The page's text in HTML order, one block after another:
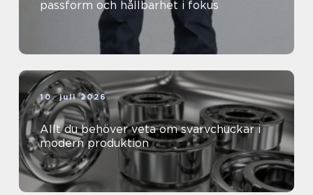
passform och hållbarhet i fokus
10. juli 2026
Allt du behöver veta om svarvchuckar i
modern produktion